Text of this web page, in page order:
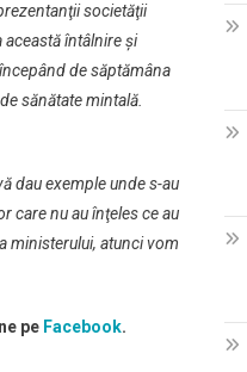
societăţii
această întâlnire şi
de săptămâna
sănătate mintală.
dau exemple unde s-au
care nu au înţeles ce au
ministerului, atunci vom
pe Facebook.